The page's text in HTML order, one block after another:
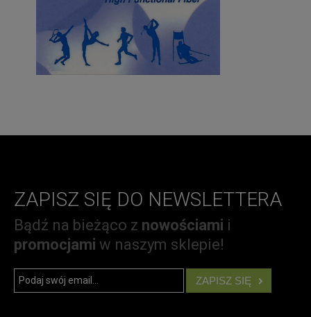
ZAPISZ SIĘ DO NEWSLETTERA
Bądź na bieżąco z nowościami i
promocjami w naszym sklepie!
ZAPISZ SIĘ